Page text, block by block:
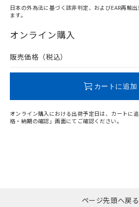
在庫等で未対応品が混在する可能性が
問い合わせください。
日本の外為法に基づく該非判定、およびEAR再輸
ます。
オンライン購入
販売価格（税込）
カートに追加
オンライン購入における出荷予定日は、カートに
格・納期の確認」画面にてご確認ください。
ページ先頭へ戻る